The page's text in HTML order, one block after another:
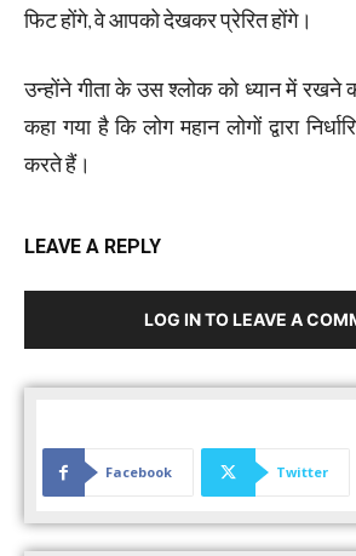
फिट होंगे, वे आपको देखकर प्रेरित होंगे।
उन्होंने गीता के उस श्लोक को ध्यान में रखने
कहा गया है कि लोग महान लोगों द्वारा
करते हैं।
LEAVE A REPLY
LOG IN TO LEAVE A
Facebook Twitter